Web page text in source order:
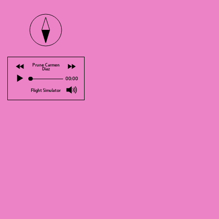
⏪ Prune Carmen
Diaz
⏩
▶
00:00
Flight Simulator 🔊
MEMBER
En Attendant Voisard - die neue